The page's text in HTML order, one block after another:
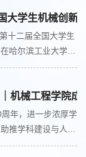
大学生机械创新
十二届全国大学生
哈尔滨工业大学举
“游刃有余-小型商
晋级全国总决赛，
校在该项赛事上的
计大赛每两年举办
机械工程学院
年，进一步浓厚学
推学科建设与人才
午，机械工程学院